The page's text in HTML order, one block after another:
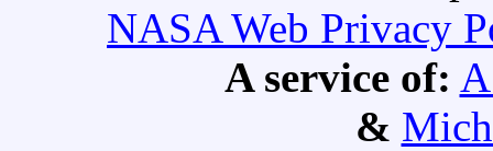
NASA Web Privacy
A service of:
&